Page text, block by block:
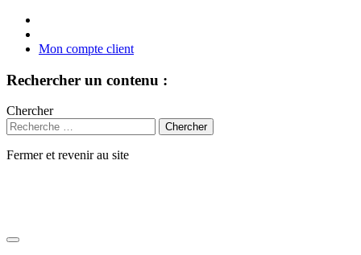
Mon compte client
Rechercher un contenu :
Chercher
Fermer et revenir au site